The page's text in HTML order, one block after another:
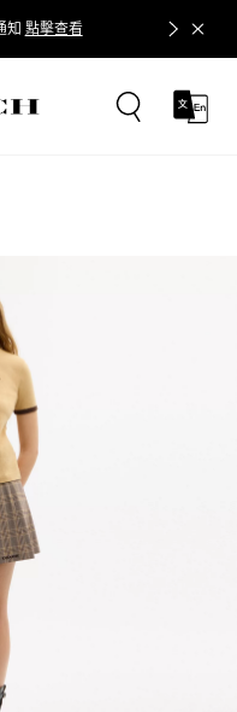
知 點擊查看 立即追蹤